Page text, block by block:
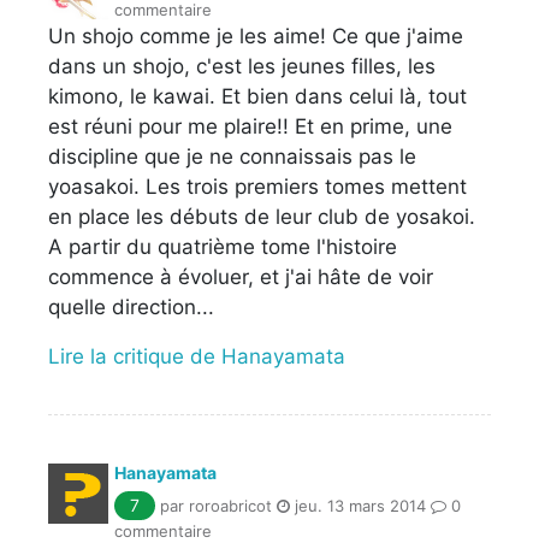
commentaire
Un shojo comme je les aime! Ce que j'aime
dans un shojo, c'est les jeunes filles, les
kimono, le kawai. Et bien dans celui là, tout
est réuni pour me plaire!! Et en prime, une
discipline que je ne connaissais pas le
yoasakoi. Les trois premiers tomes mettent
en place les débuts de leur club de yosakoi.
A partir du quatrième tome l'histoire
commence à évoluer, et j'ai hâte de voir
quelle direction...
Lire la critique de Hanayamata
Hanayamata
7
par roroabricot jeu. 13 mars 2014
0
commentaire